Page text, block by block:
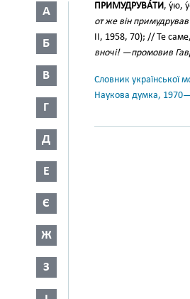
А
Б
В
Г
Д
Е
Є
Ж
З
ПРИМУДРУВА́ТИ, у́ю,
от же він примудрував
II, 1958, 70); // Те
вночі! —промовив
Словник української
Наукова думка,